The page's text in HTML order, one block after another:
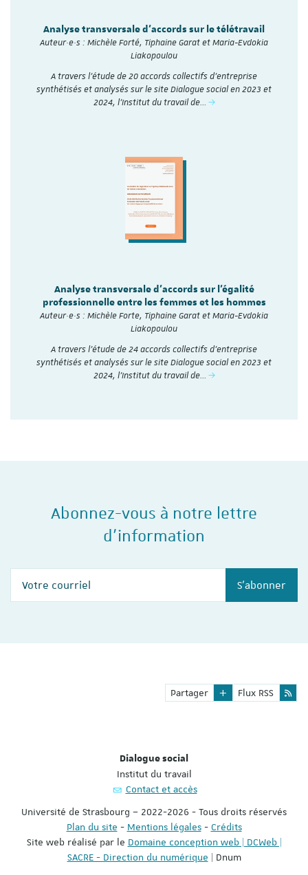
Analyse transversale d'accords sur le télétravail
Auteur·e·s : Michèle Forté, Tiphaine Garat et Maria-Evdokia
Liakopoulou
A travers l’étude de 20 accords collectifs d’entreprise
synthétisés et analysés sur le site Dialogue social en 2023 et
2024, l'Institut du travail de…
Analyse transversale d'accords sur l'égalité
professionnelle entre les femmes et les hommes
Auteur·e·s : Michèle Forte, Tiphaine Garat et Maria-Evdokia
Liakopoulou
A travers l’étude de 24 accords collectifs d’entreprise
synthétisés et analysés sur le site Dialogue social en 2023 et
2024, l'Institut du travail de…
Abonnez-vous à notre lettre
d'information
S'abonner
Partager Flux RSS
Dialogue social
Institut du travail
Contact et accès
Université de Strasbourg – 2022-2026 - Tous droits réservés
Plan du site - Mentions légales- Crédits
Site web réalisé par le Domaine conception web | DCWeb |
SACRE - Direction du numérique | Dnum